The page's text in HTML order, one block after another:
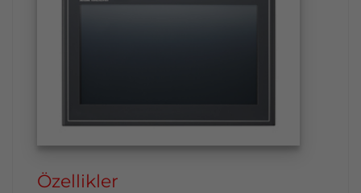
Özellikler